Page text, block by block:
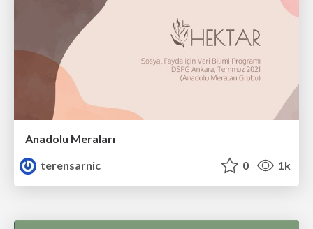
Anadolu Meraları
terensarnic
0 1k